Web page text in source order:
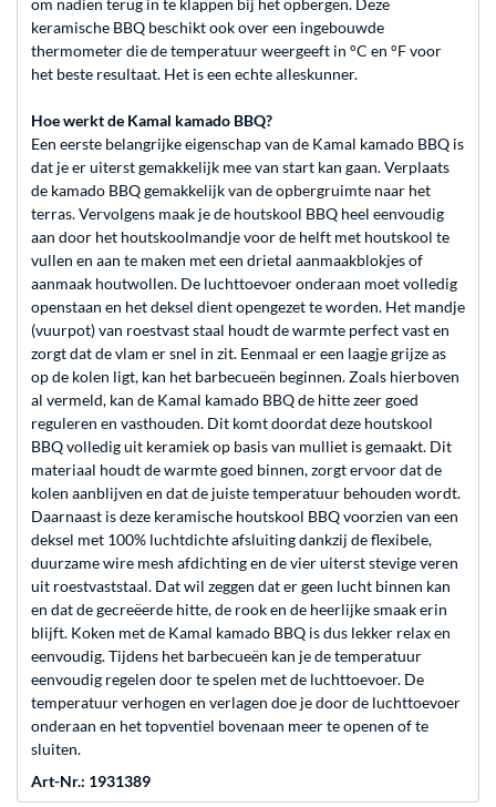
om nadien terug in te klappen bij het opbergen. Deze
keramische BBQ beschikt ook over een ingebouwde
thermometer die de temperatuur weergeeft in °C en °F voor
het beste resultaat. Het is een echte alleskunner.
Hoe werkt de Kamal kamado BBQ?
Een eerste belangrijke eigenschap van de Kamal kamado BBQ is
dat je er uiterst gemakkelijk mee van start kan gaan. Verplaats
de kamado BBQ gemakkelijk van de opbergruimte naar het
terras. Vervolgens maak je de houtskool BBQ heel eenvoudig
aan door het houtskoolmandje voor de helft met houtskool te
vullen en aan te maken met een drietal aanmaakblokjes of
aanmaak houtwollen. De luchttoevoer onderaan moet volledig
openstaan en het deksel dient opengezet te worden. Het mandje
(vuurpot) van roestvast staal houdt de warmte perfect vast en
zorgt dat de vlam er snel in zit. Eenmaal er een laagje grijze as
op de kolen ligt, kan het barbecueën beginnen. Zoals hierboven
al vermeld, kan de Kamal kamado BBQ de hitte zeer goed
reguleren en vasthouden. Dit komt doordat deze houtskool
BBQ volledig uit keramiek op basis van mulliet is gemaakt. Dit
materiaal houdt de warmte goed binnen, zorgt ervoor dat de
kolen aanblijven en dat de juiste temperatuur behouden wordt.
Daarnaast is deze keramische houtskool BBQ voorzien van een
deksel met 100% luchtdichte afsluiting dankzij de flexibele,
duurzame wire mesh afdichting en de vier uiterst stevige veren
uit roestvaststaal. Dat wil zeggen dat er geen lucht binnen kan
en dat de gecreëerde hitte, de rook en de heerlijke smaak erin
blijft. Koken met de Kamal kamado BBQ is dus lekker relax en
eenvoudig. Tijdens het barbecueën kan je de temperatuur
eenvoudig regelen door te spelen met de luchttoevoer. De
temperatuur verhogen en verlagen doe je door de luchttoevoer
onderaan en het topventiel bovenaan meer te openen of te
sluiten.
Art-Nr.: 1931389